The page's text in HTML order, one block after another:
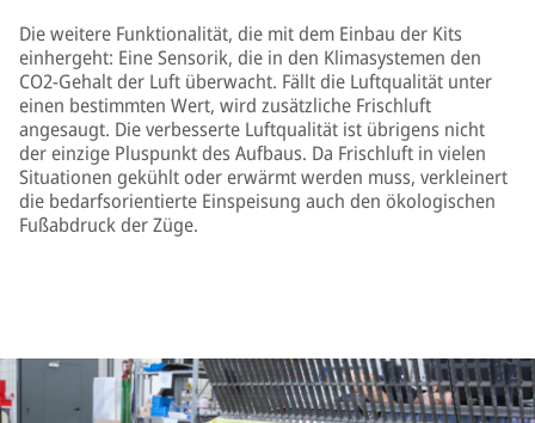
Die weitere Funktionalität, die mit dem Einbau der Kits
einhergeht: Eine Sensorik, die in den Klimasystemen den
CO2-Gehalt der Luft überwacht. Fällt die Luftqualität unter
einen bestimmten Wert, wird zusätzliche Frischluft
angesaugt. Die verbesserte Luftqualität ist übrigens nicht
der einzige Pluspunkt des Aufbaus. Da Frischluft in vielen
Situationen gekühlt oder erwärmt werden muss, verkleinert
die bedarfsorientierte Einspeisung auch den ökologischen
Fußabdruck der Züge.